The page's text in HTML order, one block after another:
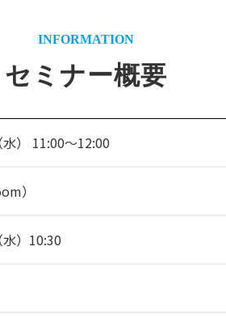
INFORMATION
セミナー概要
） 11:00～12:00
）
）10:30